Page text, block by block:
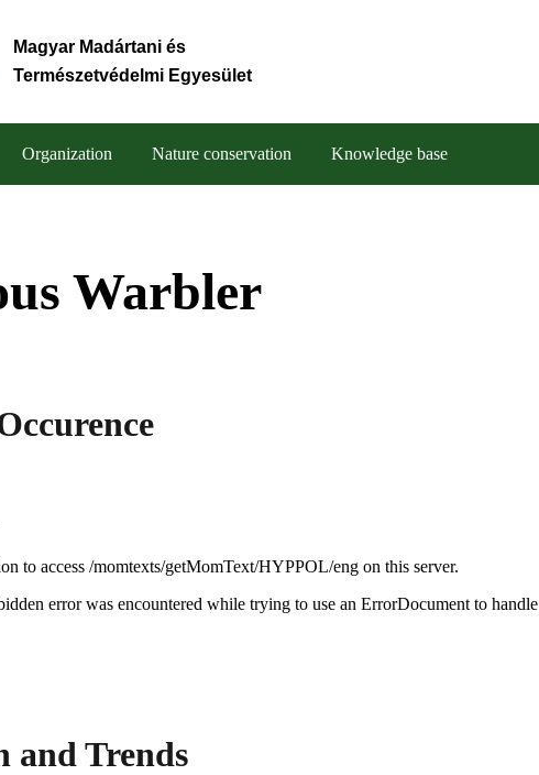
Magyar Madártani és
Természetvédelmi Egyesület
Organization Nature conservation Knowledge base
Warbler
Trends